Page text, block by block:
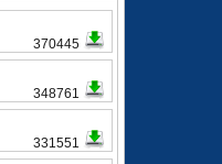
370445
348761
331551